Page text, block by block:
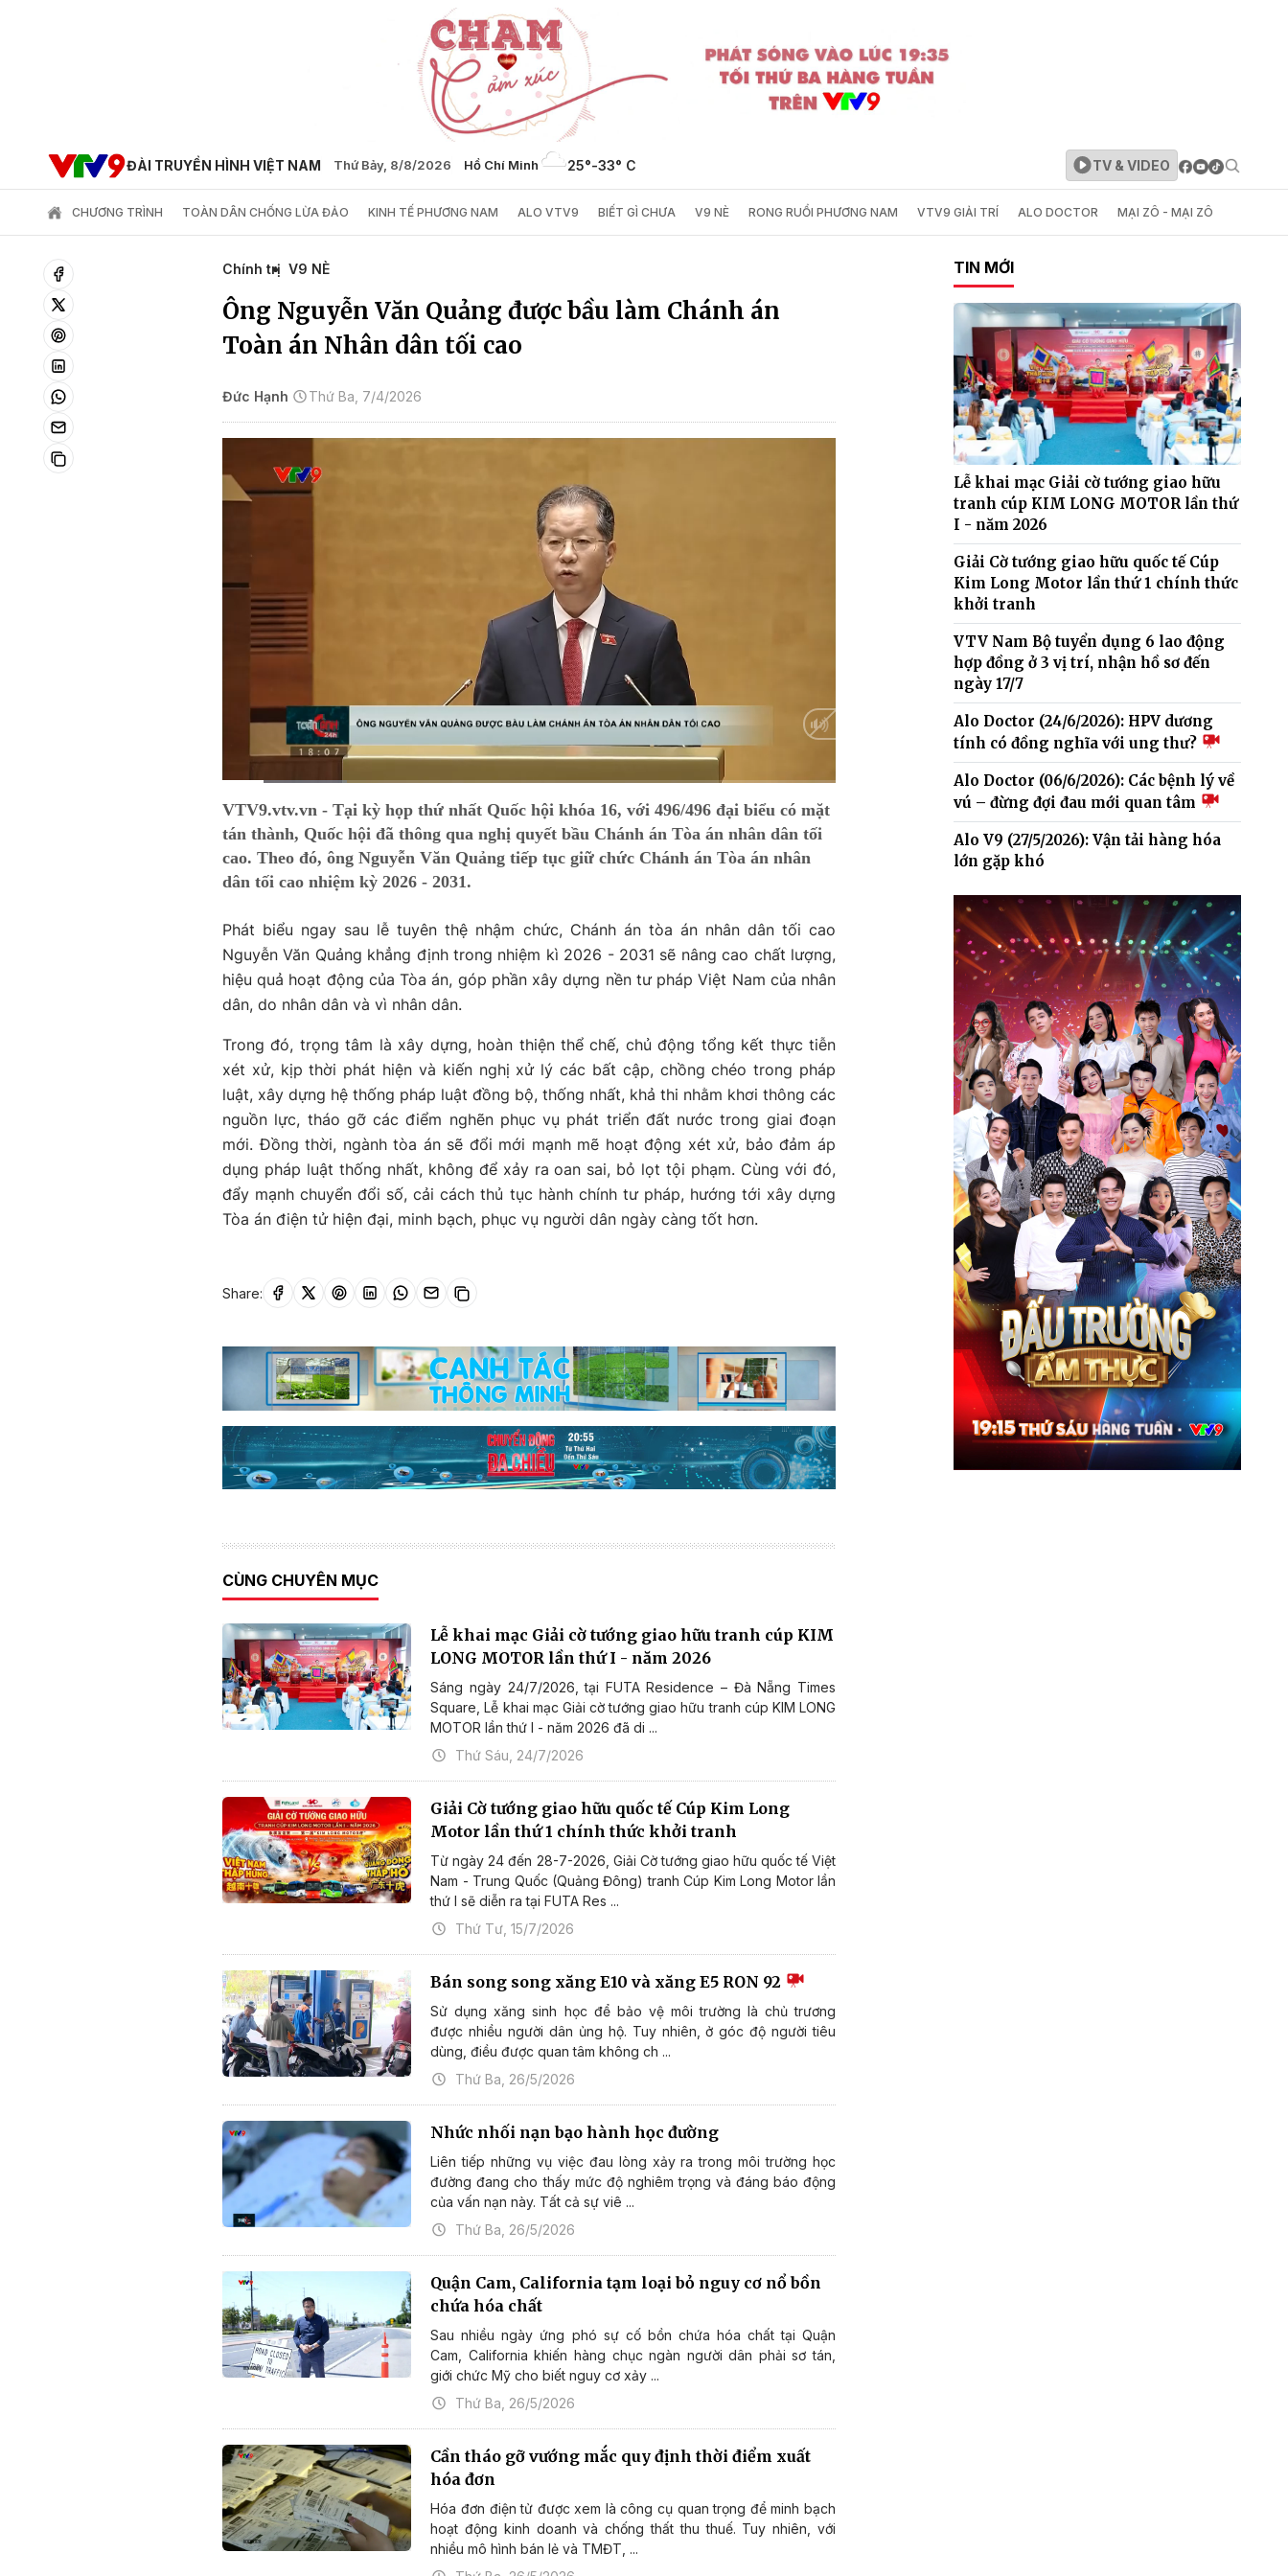
ĐÀI TRUYỀN HÌNH VIỆT NAM Thứ Bảy, 8/8/2026 Hồ Chí Minh 25°-33° C TV & VIDEO
CHƯƠNG TRÌNH TOÀN DÂN CHỐNG LỪA ĐẢO KINH TẾ PHƯƠNG NAM ALO VTV9 BIẾT GÌ CHƯA V9 NÈ RONG RUỔI PHƯƠNG NAM VTV9 GIẢI TRÍ ALO DOCTOR MẠI ZÔ - MẠI ZÔ
Chính trị V9 NÈ
Ông Nguyễn Văn Quảng được bầu làm Chánh án
Toàn án Nhân dân tối cao
Đức Hạnh Thứ Ba, 7/4/2026
Time
VTV9.vtv.vn - Tại kỳ họp thứ nhất Quốc hội khóa 16, với 496/496 đại biểu có mặt
tán thành, Quốc hội đã thông qua nghị quyết bầu Chánh án Tòa án nhân dân tối
cao. Theo đó, ông Nguyễn Văn Quảng tiếp tục giữ chức Chánh án Tòa án nhân
dân tối cao nhiệm kỳ 2026 - 2031.
Phát biểu ngay sau lễ tuyên thệ nhậm chức, Chánh án tòa án nhân dân tối cao
Nguyễn Văn Quảng khẳng định trong nhiệm kì 2026 - 2031 sẽ nâng cao chất lượng,
hiệu quả hoạt động của Tòa án, góp phần xây dựng nền tư pháp Việt Nam của nhân
dân, do nhân dân và vì nhân dân.
Trong đó, trọng tâm là xây dựng, hoàn thiện thể chế, chủ động tổng kết thực tiễn
xét xử, kịp thời phát hiện và kiến nghị xử lý các bất cập, chồng chéo trong pháp
luật, xây dựng hệ thống pháp luật đồng bộ, thống nhất, khả thi nhằm khơi thông các
nguồn lực, tháo gỡ các điểm nghẽn phục vụ phát triển đất nước trong giai đoạn
mới. Đồng thời, ngành tòa án sẽ đổi mới mạnh mẽ hoạt động xét xử, bảo đảm áp
dụng pháp luật thống nhất, không để xảy ra oan sai, bỏ lọt tội phạm. Cùng với đó,
đẩy mạnh chuyển đổi số, cải cách thủ tục hành chính tư pháp, hướng tới xây dựng
Tòa án điện tử hiện đại, minh bạch, phục vụ người dân ngày càng tốt hơn.
Share:
CÙNG CHUYÊN MỤC
Lễ khai mạc Giải cờ tướng giao hữu tranh cúp KIM
LONG MOTOR lần thứ I - năm 2026
Sáng ngày 24/7/2026, tại FUTA Residence – Đà Nẵng Times
Square, Lễ khai mạc Giải cờ tướng giao hữu tranh cúp KIM LONG
MOTOR lần thứ I - năm 2026 đã di ...
Thứ Sáu, 24/7/2026
Giải Cờ tướng giao hữu quốc tế Cúp Kim Long
Motor lần thứ 1 chính thức khởi tranh
Từ ngày 24 đến 28-7-2026, Giải Cờ tướng giao hữu quốc tế Việt
Nam - Trung Quốc (Quảng Đông) tranh Cúp Kim Long Motor lần
thứ I sẽ diễn ra tại FUTA Res ...
Thứ Tư, 15/7/2026
Bán song song xăng E10 và xăng E5 RON 92
Sử dụng xăng sinh học để bảo vệ môi trường là chủ trương
được nhiều người dân ủng hộ. Tuy nhiên, ở góc độ người tiêu
dùng, điều được quan tâm không ch ...
Thứ Ba, 26/5/2026
Nhức nhối nạn bạo hành học đường
Liên tiếp những vụ việc đau lòng xảy ra trong môi trường học
đường đang cho thấy mức độ nghiêm trọng và đáng báo động
của vấn nạn này. Tất cả sự viê ...
Thứ Ba, 26/5/2026
Quận Cam, California tạm loại bỏ nguy cơ nổ bồn
chứa hóa chất
Sau nhiều ngày ứng phó sự cố bồn chứa hóa chất tại Quận
Cam, California khiến hàng chục ngàn người dân phải sơ tán,
giới chức Mỹ cho biết nguy cơ xảy ...
Thứ Ba, 26/5/2026
Cần tháo gỡ vướng mắc quy định thời điểm xuất
hóa đơn
Hóa đơn điện tử được xem là công cụ quan trọng để minh bạch
hoạt động kinh doanh và chống thất thu thuế. Tuy nhiên, với
nhiều mô hình bán lẻ và TMĐT, ...
TIN MỚI
Lễ khai mạc Giải cờ tướng giao hữu
tranh cúp KIM LONG MOTOR lần thứ
I - năm 2026
Giải Cờ tướng giao hữu quốc tế Cúp
Kim Long Motor lần thứ 1 chính thức
khởi tranh
VTV Nam Bộ tuyển dụng 6 lao động
hợp đồng ở 3 vị trí, nhận hồ sơ đến
ngày 17/7
Alo Doctor (24/6/2026): HPV dương
tính có đồng nghĩa với ung thư?
Alo Doctor (06/6/2026): Các bệnh lý về
vú – đừng đợi đau mới quan tâm
Alo V9 (27/5/2026): Vận tải hàng hóa
lớn gặp khó